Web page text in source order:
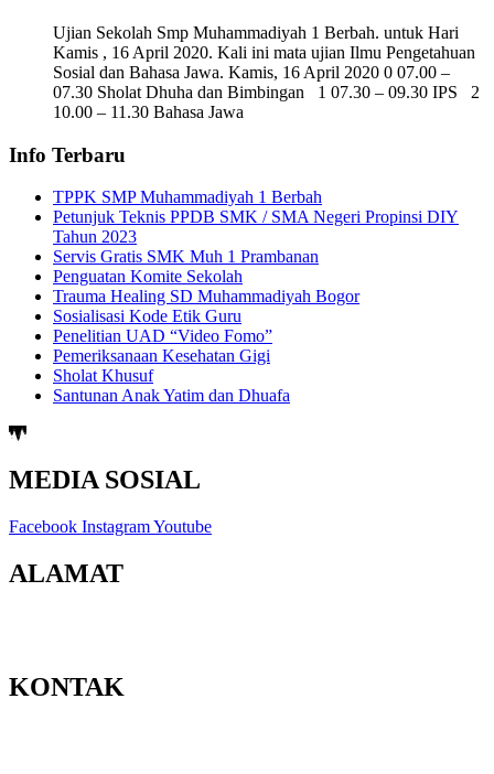
Ujian Sekolah Smp Muhammadiyah 1 Berbah. untuk Hari
Kamis , 16 April 2020. Kali ini mata ujian Ilmu Pengetahuan
Sosial dan Bahasa Jawa. Kamis, 16 April 2020 0 07.00 –
07.30 Sholat Dhuha dan Bimbingan 1 07.30 – 09.30 IPS 2
10.00 – 11.30 Bahasa Jawa
Info Terbaru
TPPK SMP Muhammadiyah 1 Berbah
Petunjuk Teknis PPDB SMK / SMA Negeri Propinsi DIY
Tahun 2023
Servis Gratis SMK Muh 1 Prambanan
Penguatan Komite Sekolah
Trauma Healing SD Muhammadiyah Bogor
Sosialisasi Kode Etik Guru
Penelitian UAD “Video Fomo”
Pemeriksanaan Kesehatan Gigi
Sholat Khusuf
Santunan Anak Yatim dan Dhuafa
MEDIA SOSIAL
Facebook InstagramYoutube
ALAMAT
KONTAK